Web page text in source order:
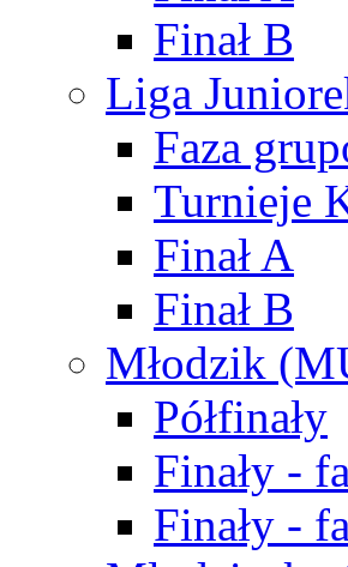
Finał B
Liga
Faza
Turnieje
Finał A
Finał B
Młodzik
Półfinały
Finały -
Finały -